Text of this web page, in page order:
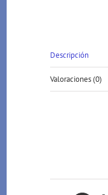
Descripción
Valoraciones (0)